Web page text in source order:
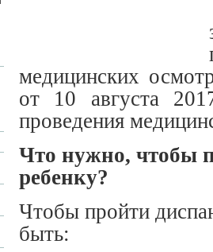
медицинских
от 10 августа
проведения
Что нужно, чтобы
ребенку?
Чтобы пройти
быть: